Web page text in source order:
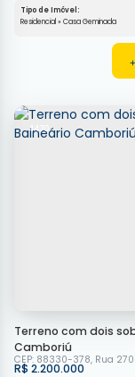
Residencial » Casa Geminada
4470
Terreno com dois
Camboriú
R$ 2.200.000
CEP: 88330-378, Rua